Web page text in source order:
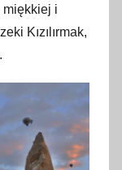
miękkiej i
Kızılırmak,